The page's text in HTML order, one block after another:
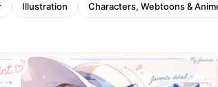
Illustration Characters, Webtoons &